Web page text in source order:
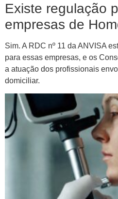
Existe regulação
empresas de
Sim. A RDC nº 11 da ANVISA
para essas empresas, e os
a atuação dos profissionais
domiciliar.